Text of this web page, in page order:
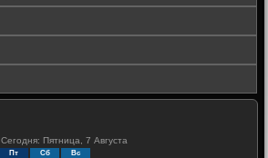
Сегодня: Пятница, 7 Августа
Пт Сб Вс